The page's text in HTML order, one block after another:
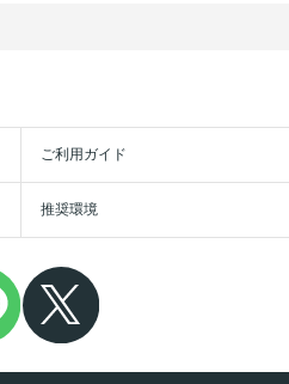
ご利用ガイド
推奨環境